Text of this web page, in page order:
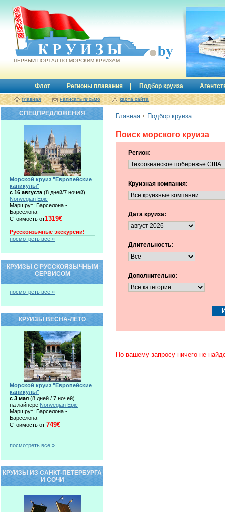
Круизы.by
ПЕРВЫЙ ПОРТАЛ ПО МОРСКИМ КРУИЗАМ
Флот Регионы плавания Подбор круиза
главная написать письмо карта сайта
Главная Подбор круиза
Поиск морского круиза
Регион:
Круизная компания:
Дата круиза:
Длительность:
Дополнительно:
По вашему запросу ничего не
СПЕЦПРЕДЛОЖЕНИЯ
Морской круиз "Европейские
каникулы"
с 16 августа (8 дней/7 ночей)
Norwegian Epic
Маршрут: Барселона -
Барселона
Стоимость от1319€
Русскоязычные экскурсии!
посмотреть все »
КРУИЗЫ С РУССКОЯЗЫЧНЫМ
СЕРВИСОМ
посмотреть все »
КРУИЗЫ ВЕСНА-ЛЕТО
Морской круиз "Европейские
каникулы"
c 3 мая (8 дней / 7 ночей)
на лайнере Norwegian Epic
Маршрут: Барселона -
Барселона
Стоимость от 749€
посмотреть все »
КРУИЗЫ ИЗ САНКТ-ПЕТЕРБУРГА
И СОЧИ